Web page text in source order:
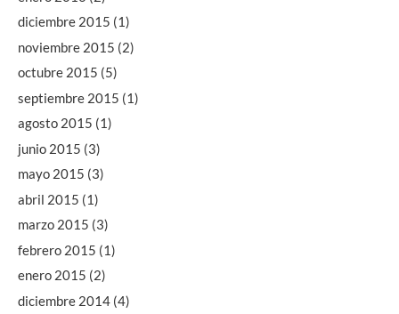
diciembre 2015 (1)
noviembre 2015 (2)
octubre 2015 (5)
septiembre 2015 (1)
agosto 2015 (1)
junio 2015 (3)
mayo 2015 (3)
abril 2015 (1)
marzo 2015 (3)
febrero 2015 (1)
enero 2015 (2)
diciembre 2014 (4)